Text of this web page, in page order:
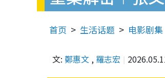
首页 生活话题 电影剧集
文: 鄭惠文 , 羅志宏